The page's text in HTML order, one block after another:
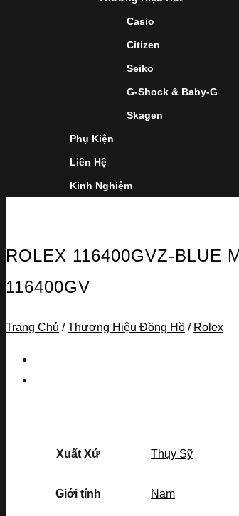
Casio
Citizen
Seiko
G-Shock & Baby-G
Skagen
Phụ Kiện
Liên Hệ
Kinh Nghiệm
ROLEX 116400GVZ-BLUE
116400GV
Trang Chủ / Thương Hiệu Đồng Hồ / Rolex
Xuất Xứ Thụy Sỹ
Giới tính Nam